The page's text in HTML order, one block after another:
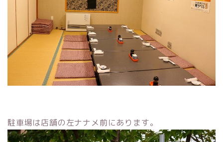
駐車場は店舗の左ナナメ前にあります。